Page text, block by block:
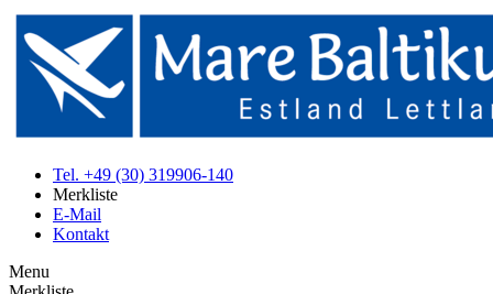
Tel. +49 (30) 319906-140
Merkliste
E-Mail
Kontakt
Menu